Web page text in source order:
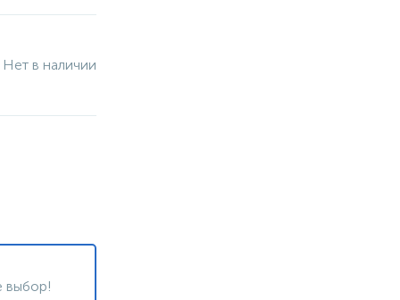
Нет в наличии
выбор!